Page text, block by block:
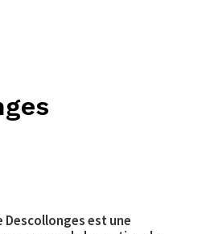
Descollonges est une